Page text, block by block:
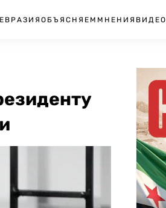
ЕВРАЗИЯ ОБЪЯСНЯЕМ МНЕНИЯ ВИДЕО